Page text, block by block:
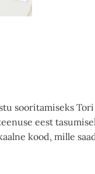
sooritamiseks
eest
kood, mille